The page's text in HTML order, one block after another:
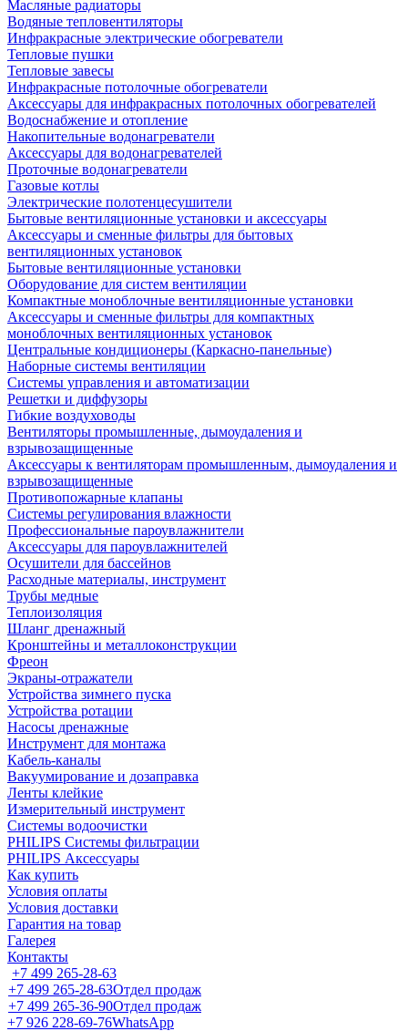
Масляные радиаторы
Водяные тепловентиляторы
Инфракрасные электрические обогреватели
Тепловые пушки
Тепловые завесы
Инфракрасные потолочные обогреватели
Аксессуары для инфракрасных потолочных обогревателей
Водоснабжение и отопление
Накопительные водонагреватели
Аксессуары для водонагревателей
Проточные водонагреватели
Газовые котлы
Электрические полотенцесушители
Бытовые вентиляционные установки и аксессуары
Аксессуары и сменные фильтры для бытовых
вентиляционных установок
Бытовые вентиляционные установки
Оборудование для систем вентиляции
Компактные моноблочные вентиляционные установки
Аксессуары и сменные фильтры для компактных
моноблочных вентиляционных установок
Центральные кондиционеры (Каркасно-панельные)
Наборные системы вентиляции
Системы управления и автоматизации
Решетки и диффузоры
Гибкие воздуховоды
Вентиляторы промышленные, дымоудаления и
взрывозащищенные
Аксессуары к вентиляторам промышленным, дымоудаления и
взрывозащищенные
Противопожарные клапаны
Системы регулирования влажности
Профессиональные пароувлажнители
Аксессуары для пароувлажнителей
Осушители для бассейнов
Расходные материалы, инструмент
Трубы медные
Теплоизоляция
Шланг дренажный
Кронштейны и металлоконструкции
Фреон
Экраны-отражатели
Устройства зимнего пуска
Устройства ротации
Насосы дренажные
Инструмент для монтажа
Кабель-каналы
Вакуумирование и дозаправка
Ленты клейкие
Измерительный инструмент
Системы водоочистки
PHILIPS Системы фильтрации
PHILIPS Аксессуары
Как купить
Условия оплаты
Условия доставки
Гарантия на товар
Галерея
Контакты
+7 499 265-28-63
+7 499 265-28-63Отдел продаж
+7 499 265-36-90Отдел продаж
+7 926 228-69-76WhatsApp